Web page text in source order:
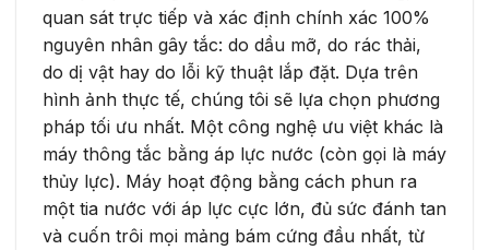
quan sát trực tiếp và xác định chính xác 100%
nguyên nhân gây tắc: do dầu mỡ, do rác thải,
do dị vật hay do lỗi kỹ thuật lắp đặt. Dựa trên
hình ảnh thực tế, chúng tôi sẽ lựa chọn phương
pháp tối ưu nhất. Một công nghệ ưu việt khác là
máy thông tắc bằng áp lực nước (còn gọi là máy
thủy lực). Máy hoạt động bằng cách phun ra
một tia nước với áp lực cực lớn, đủ sức đánh tan
và cuốn trôi mọi mảng bám cứng đầu nhất, từ